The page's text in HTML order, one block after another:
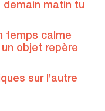
demain matin tu
temps calme
objet repère
sur l’autre